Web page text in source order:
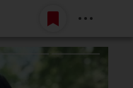
Belépés